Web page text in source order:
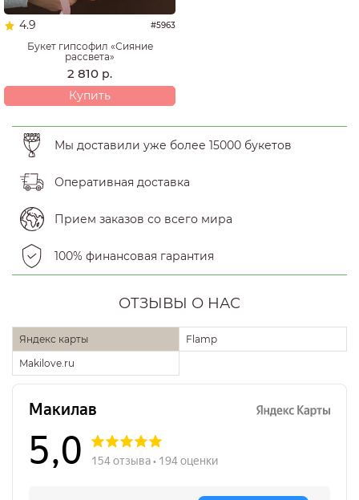
4.9 #5963
Букет гипсофил «Сияние
рассвета»
2 810 р.
Купить
Мы доставили уже более 15000 букетов
Оперативная доставка
Прием заказов со всего мира
100% финансовая гарантия
ОТЗЫВЫ О НАС
Яндекс карты
Flamp
Makilove.ru